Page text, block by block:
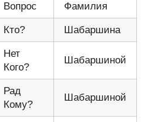
Вопрос Фамилия
Кто? Шабаршина
Нет
Кого?
Шабаршиной
Рад
Кому?
Шабаршиной